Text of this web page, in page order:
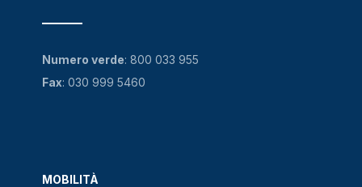
MOBILITÀ
Numero verde: 800 033 955
Fax: 030 999 5460